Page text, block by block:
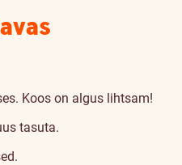
Koos on algus lihtsam!
tasuta.